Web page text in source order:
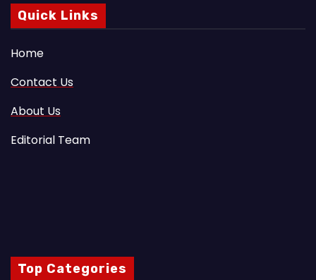
Quick Links
Home
Contact Us
About Us
Editorial Team
Top Categories